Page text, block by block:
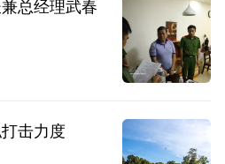
总经理武春
击力度